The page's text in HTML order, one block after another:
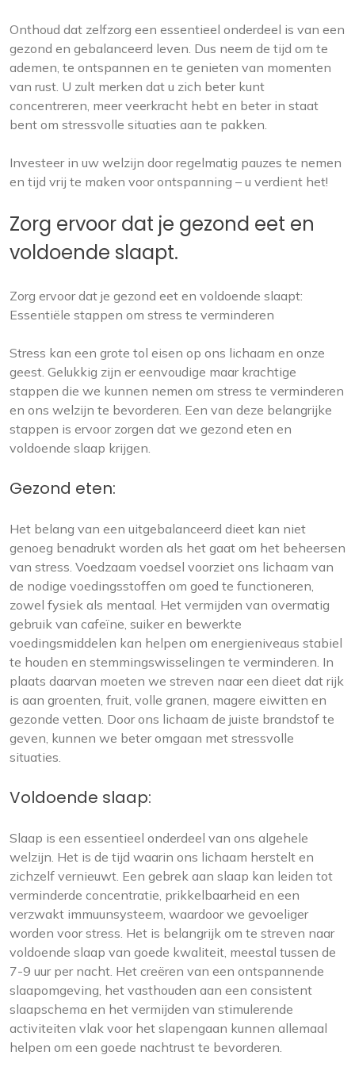
Onthoud dat zelfzorg een essentieel onderdeel is van een
gezond en gebalanceerd leven. Dus neem de tijd om te
ademen, te ontspannen en te genieten van momenten
van rust. U zult merken dat u zich beter kunt
concentreren, meer veerkracht hebt en beter in staat
bent om stressvolle situaties aan te pakken.
Investeer in uw welzijn door regelmatig pauzes te nemen
en tijd vrij te maken voor ontspanning – u verdient het!
Zorg ervoor dat je gezond eet en
voldoende slaapt.
Zorg ervoor dat je gezond eet en voldoende slaapt:
Essentiële stappen om stress te verminderen
Stress kan een grote tol eisen op ons lichaam en onze
geest. Gelukkig zijn er eenvoudige maar krachtige
stappen die we kunnen nemen om stress te verminderen
en ons welzijn te bevorderen. Een van deze belangrijke
stappen is ervoor zorgen dat we gezond eten en
voldoende slaap krijgen.
Gezond eten:
Het belang van een uitgebalanceerd dieet kan niet
genoeg benadrukt worden als het gaat om het beheersen
van stress. Voedzaam voedsel voorziet ons lichaam van
de nodige voedingsstoffen om goed te functioneren,
zowel fysiek als mentaal. Het vermijden van overmatig
gebruik van cafeïne, suiker en bewerkte
voedingsmiddelen kan helpen om energieniveaus stabiel
te houden en stemmingswisselingen te verminderen. In
plaats daarvan moeten we streven naar een dieet dat rijk
is aan groenten, fruit, volle granen, magere eiwitten en
gezonde vetten. Door ons lichaam de juiste brandstof te
geven, kunnen we beter omgaan met stressvolle
situaties.
Voldoende slaap:
Slaap is een essentieel onderdeel van ons algehele
welzijn. Het is de tijd waarin ons lichaam herstelt en
zichzelf vernieuwt. Een gebrek aan slaap kan leiden tot
verminderde concentratie, prikkelbaarheid en een
verzwakt immuunsysteem, waardoor we gevoeliger
worden voor stress. Het is belangrijk om te streven naar
voldoende slaap van goede kwaliteit, meestal tussen de
7-9 uur per nacht. Het creëren van een ontspannende
slaapomgeving, het vasthouden aan een consistent
slaapschema en het vermijden van stimulerende
activiteiten vlak voor het slapengaan kunnen allemaal
helpen om een goede nachtrust te bevorderen.